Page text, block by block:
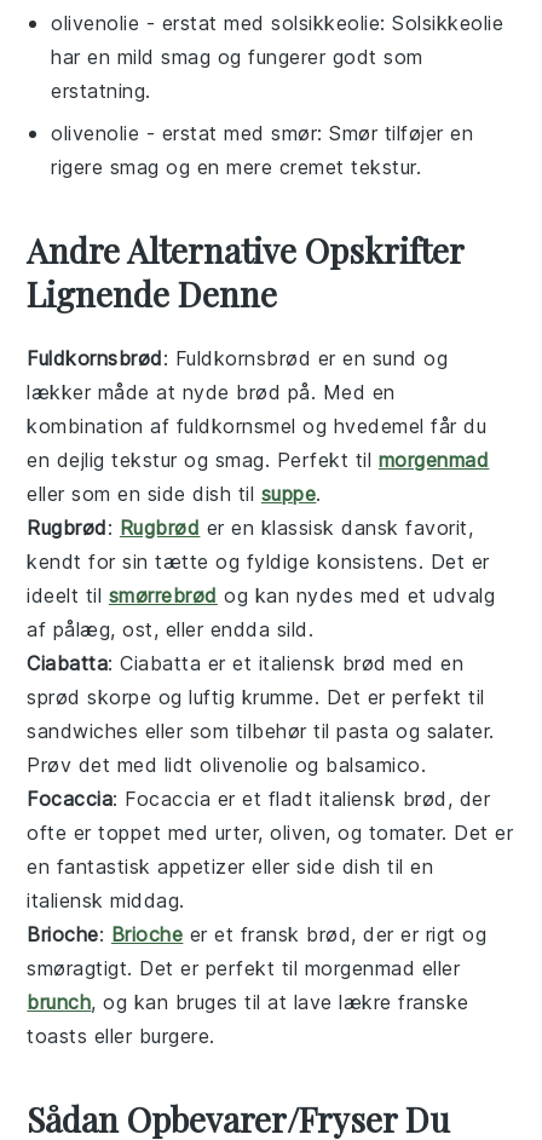
olivenolie - erstat medsolsikkeolie: Solsikkeolie
har en mild smag og fungerer godt som
erstatning.
olivenolie - erstat medsmør: Smør tilføjer en
rigere smag og en mere cremet tekstur.
Andre Alternative Opskrifter
Lignende Denne
Fuldkornsbrød: Fuldkornsbrød er en sund og
lækker måde at nyde brød på. Med en
kombination af fuldkornsmel og hvedemel får du
en dejlig tekstur og smag. Perfekt til morgenmad
eller som en side dish til suppe.
Rugbrød: Rugbrød er en klassisk dansk favorit,
kendt for sin tætte og fyldige konsistens. Det er
ideelt til smørrebrød og kan nydes med et udvalg
af pålæg,ost, eller endda sild .
Ciabatta: Ciabatta er et italiensk brød med en
sprød skorpe og luftig krumme. Det er perfekt til
sandwiches eller som tilbehør tilpasta og salater.
Prøv det med lidtolivenolie og balsamico.
Focaccia: Focaccia er et fladt italiensk brød, der
ofte er toppet med urter,oliven, og tomater. Det er
en fantastiskappetizer ellerside dish til en
italiensk middag.
Brioche: Brioche er et fransk brød, der er rigt og
smøragtigt. Det er perfekt til morgenmad eller
brunch, og kan bruges til at lave lækrefranske
toasts eller burgere.
Sådan Opbevarer/Fryser Du